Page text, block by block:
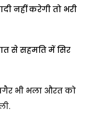
नहीं करेगी तो भरी
से सहमति में सिर
भी भला औरत को